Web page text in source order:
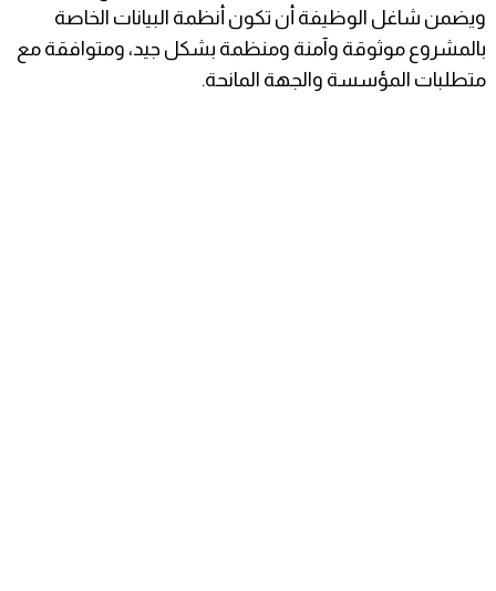
ويضمن شاغل الوظيفة أن تكون أنظمة البيانات الخاصة
بالمشروع موثوقة وآمنة ومنظمة بشكل جيد، ومتوافقة مع
متطلبات المؤسسة والجهة المانحة.